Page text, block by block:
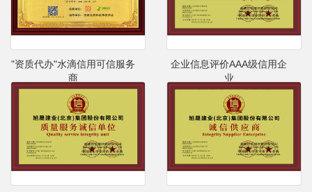
"资质代办"水滴信用可信服务
商
企业信息评价AAA级信用企
业